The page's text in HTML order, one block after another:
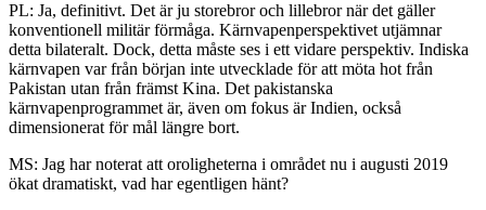
PL: Ja, definitivt. Det är ju storebror och lillebror när det gäller
konventionell militär förmåga. Kärnvapenperspektivet utjämnar
detta bilateralt. Dock, detta måste ses i ett vidare perspektiv. Indiska
kärnvapen var från början inte utvecklade för att möta hot från
Pakistan utan från främst Kina. Det pakistanska
kärnvapenprogrammet är, även om fokus är Indien, också
dimensionerat för mål längre bort.
MS: Jag har noterat att oroligheterna i området nu i augusti 2019
ökat dramatiskt, vad har egentligen hänt?